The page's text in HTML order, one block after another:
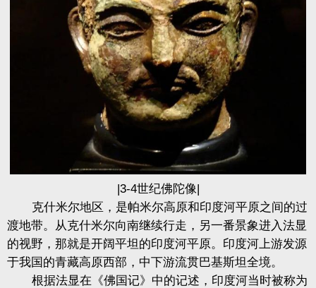
|3-4世纪佛陀像|
克什米尔地区，是帕米尔高原和印度河平原之间的过
渡地带。从克什米尔向南继续行走，另一番景象进入法显
的视野，那就是开阔平坦的印度河平原。印度河上游发源
于我国的青藏高原西部，中下游流贯巴基斯坦全境。
根据法显在《佛国记》中的记述，印度河当时被称为